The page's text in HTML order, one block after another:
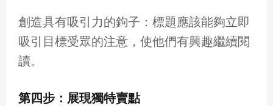
創造具有吸引力的鉤子：標題應該能夠立即
吸引目標受眾的注意，使他們有興趣繼續閱
讀。
第四步：展現獨特賣點